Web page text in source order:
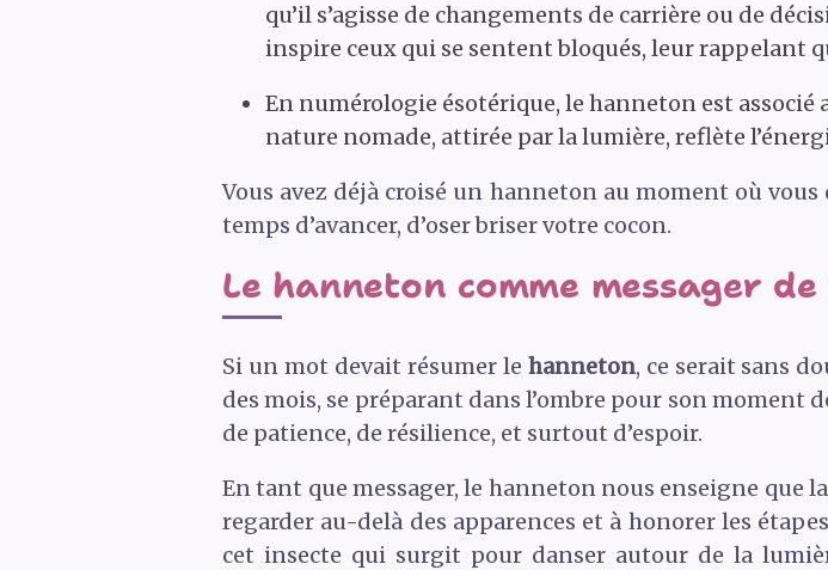
qu’il s’agisse de changements de carrière ou de
inspire ceux qui se sentent bloqués, leur rappelant
En numérologie ésotérique, le hanneton est
nature nomade, attirée par la lumière, reflète
Vous avez déjà croisé un hanneton au moment où
temps d’avancer, d’oser briser votre cocon.
Le hanneton comme messager
Si un mot devait résumer le hanneton, ce serait sans
des mois, se préparant dans l’ombre pour son moment
de patience, de résilience, et surtout d’espoir.
En tant que messager, le hanneton nous enseigne
regarder au-delà des apparences et à honorer les
cet insecte qui surgit pour danser autour de la